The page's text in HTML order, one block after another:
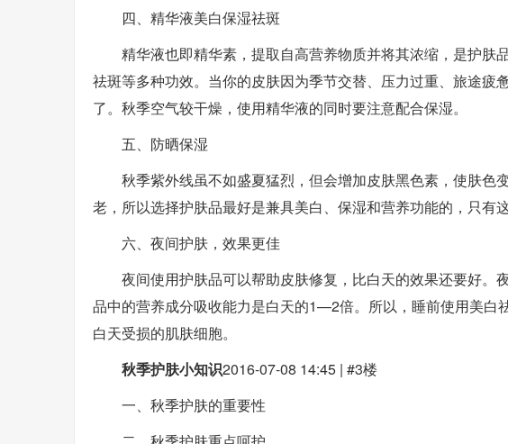
四、精华液美白保湿祛斑
精华液也即精华素，提取自高营养物质并将其浓缩，是护肤
祛斑等多种功效。当你的皮肤因为季节交替、压力过重、旅途疲
了。秋季空气较干燥，使用精华液的同时要注意配合保湿。
五、防晒保湿
秋季紫外线虽不如盛夏猛烈，但会增加皮肤黑色素，使肤色
老，所以选择护肤品最好是兼具美白、保湿和营养功能的，只有
六、夜间护肤，效果更佳
夜间使用护肤品可以帮助皮肤修复，比白天的效果还要好
品中的营养成分吸收能力是白天的1—2倍。所以，睡前使用美白
白天受损的肌肤细胞。
秋季护肤小知识2016-07-08 14:45 | #3楼
一、秋季护肤的重要性